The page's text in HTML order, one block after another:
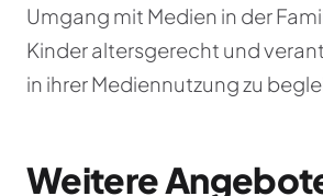
Umgang mit Medien in der
Kinder altersgerecht und
in ihrer Mediennutzung zu
Weitere